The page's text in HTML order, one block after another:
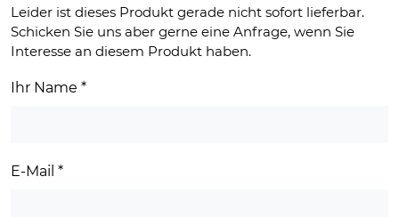
Leider ist dieses Produkt gerade nicht sofort lieferbar.
Schicken Sie uns aber gerne eine Anfrage, wenn Sie
Interesse an diesem Produkt haben.
Ihr Name *
E-Mail *